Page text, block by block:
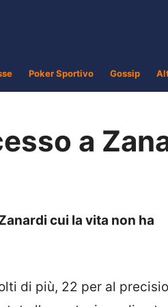
Poker Sportivo Gossip
a
cui la vita non ha
di più, 22 per al